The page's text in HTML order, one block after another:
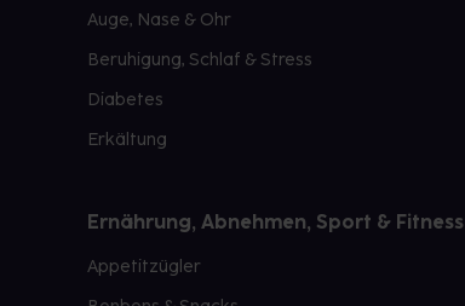
Auge, Nase & Ohr
Beruhigung, Schlaf & Stress
Diabetes
Erkältung
Ernährung, Abnehmen, Sport & Fitness
Appetitzügler